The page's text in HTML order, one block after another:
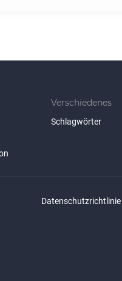
Verschiedenes
Schlagwörter
Datenschutzrichtlinie